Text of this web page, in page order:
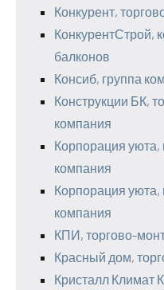
Конкурент,
КонкурентСтрой,
балконов
Консиб, группа
Конструкции БК,
компания
Корпорация уюта,
компания
Корпорация уюта,
компания
КПИ, торгово-
Красный дом,
Кристалл Климат